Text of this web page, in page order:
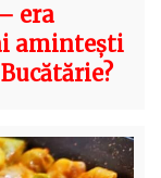
era
amintești